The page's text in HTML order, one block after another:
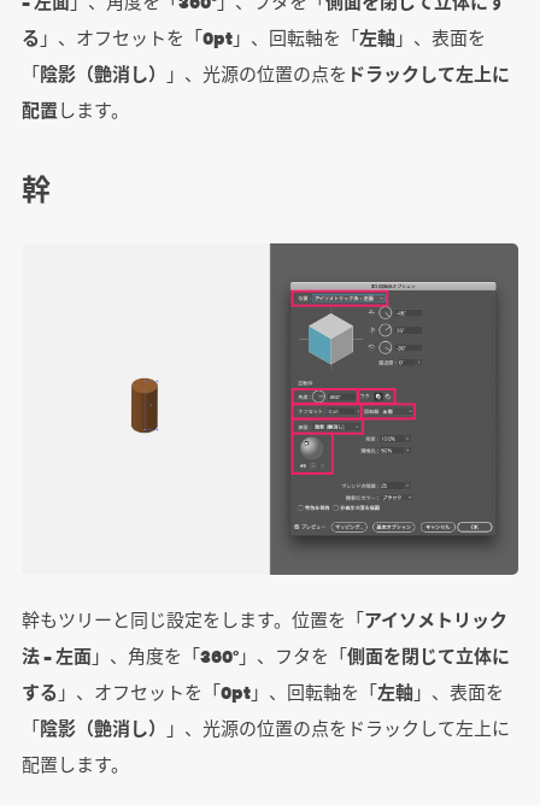
る 」、オフセットを「0pt」、回転軸を「左軸 」、表面を
「陰影（艶消し） 」、光源の位置の点を ドラックして左上に
配置します。
幹
幹もツリーと同じ設定をします。位置を「アイソメトリック
法 – 左面」、角度を「360°」、フタを「側面を閉じて立体に
する 」、オフセットを「0pt」、回転軸を「左軸 」、表面を
「陰影（艶消し）
」、光源の位置の点をドラックして左上に
配置します。